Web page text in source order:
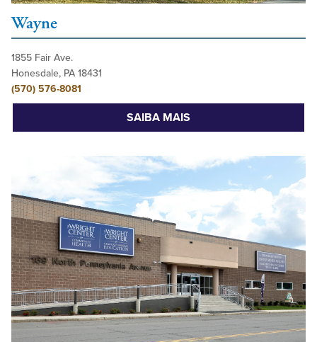
Wayne
1855 Fair Ave.
Honesdale, PA 18431
(570) 576-8081
SAIBA MAIS